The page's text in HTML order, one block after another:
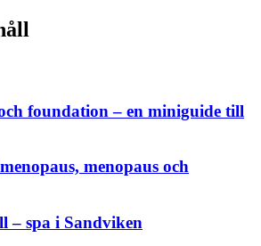
foundation – en miniguide till
menopaus och
– spa i Sandviken